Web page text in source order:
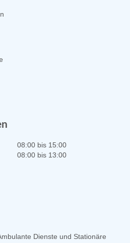
08:00 bis 15:00
08:00 bis 13:00
Dienste und Stationäre